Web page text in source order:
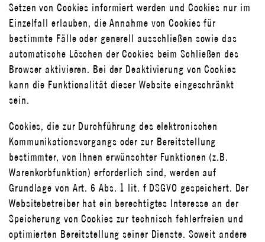
Setzen von Cookies informiert werden und Cookies nur im
Einzelfall erlauben, die Annahme von Cookies für
bestimmte Fälle oder generell ausschließen sowie das
automatische Löschen der Cookies beim Schließen des
Browser aktivieren. Bei der Deaktivierung von Cookies
kann die Funktionalität dieser Website eingeschränkt
sein.
Cookies, die zur Durchführung des elektronischen
Kommunikationsvorgangs oder zur Bereitstellung
bestimmter, von Ihnen erwünschter Funktionen (z.B.
Warenkorbfunktion) erforderlich sind, werden auf
Grundlage von Art. 6 Abs. 1 lit. f DSGVO gespeichert. Der
Websitebetreiber hat ein berechtigtes Interesse an der
Speicherung von Cookies zur technisch fehlerfreien und
optimierten Bereitstellung seiner Dienste. Soweit andere